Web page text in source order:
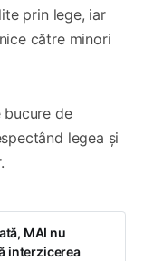
prin lege, iar
către minori
bucure de
legea și
MAI nu
interzicerea